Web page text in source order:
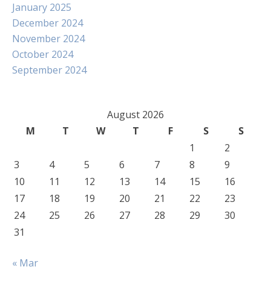
January 2025
December 2024
November 2024
October 2024
September 2024
August 2026
M
T W T F S
S
1
2
3
4 5 6 7 8
9
10
11 12 13 14 15
16
17
18 19 20 21 22
23
24
25 26 27 28 29
30
31
« Mar